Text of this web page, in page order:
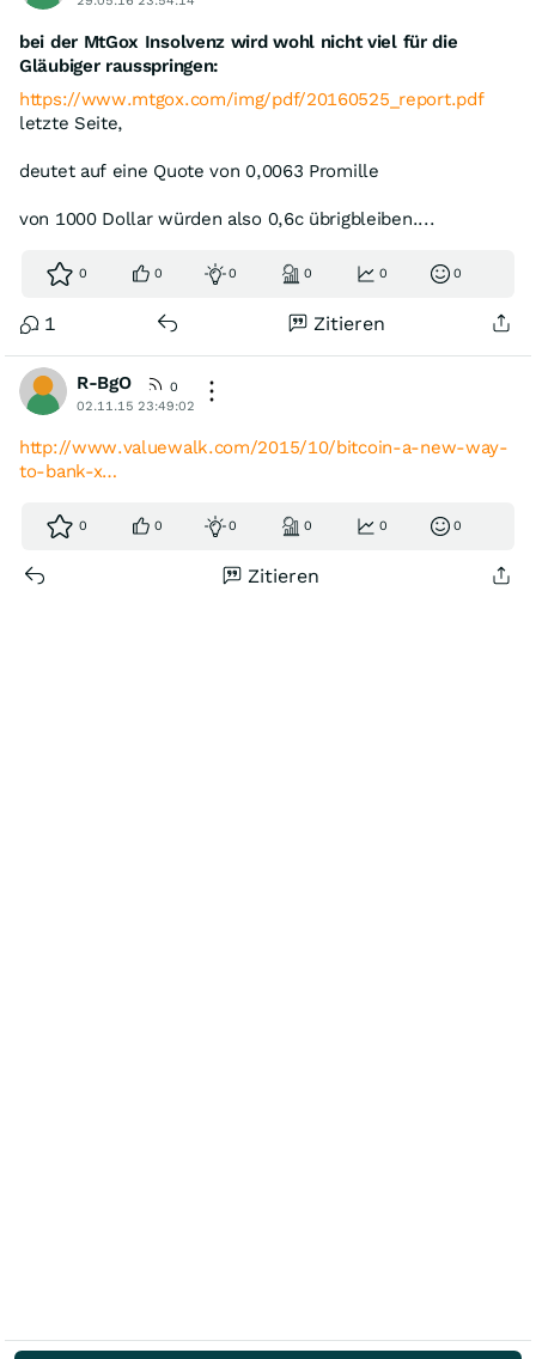
bei der MtGox Insolvenz wird wohl nicht viel für die
Gläubiger rausspringen:
https://www.mtgox.com/img/pdf/20160525_report.pdf
letzte Seite,
deutet auf eine Quote von 0,0063 Promille
von 1000 Dollar würden also 0,6c übrigbleiben....
0 0 0 0 0 0
1 Zitieren
R-BgO
0
02.11.15 23:49:02
http://www.valuewalk.com/2015/10/bitcoin-a-new-way-
to-bank-x…
0 0 0 0 0 0
Zitieren